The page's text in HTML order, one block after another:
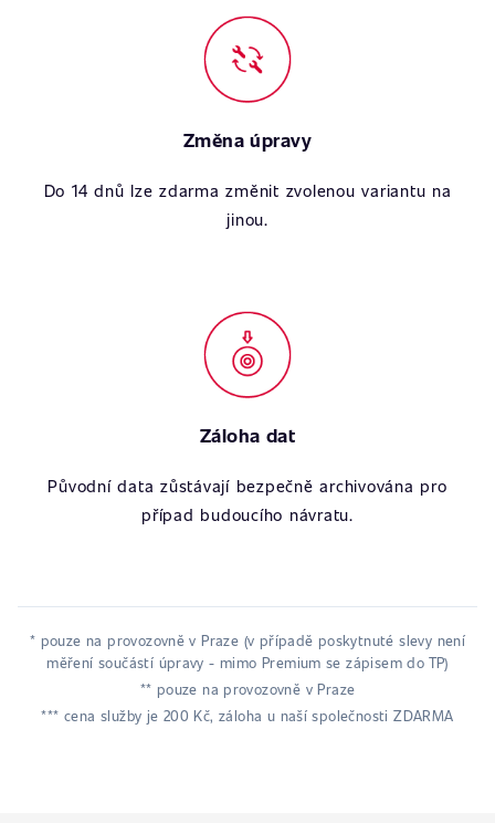
Změna úpravy
Do 14 dnů lze zdarma změnit zvolenou variantu na
jinou.
Záloha dat
Původní data zůstávají bezpečně archivována pro
případ budoucího návratu.
* pouze na provozovně v Praze (v případě poskytnuté slevy není
měření součástí úpravy - mimo Premium se zápisem do TP)
** pouze na provozovně v Praze
*** cena služby je 200 Kč, záloha u naší společnosti ZDARMA